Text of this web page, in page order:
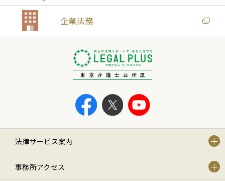
企業法務
東京弁護士会所属
法律サービス案内
事務所アクセス